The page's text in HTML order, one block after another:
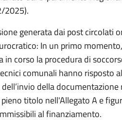
2025).
generata dai post circolati
In un primo
in corso la procedura di
comunali hanno risposto
della
titolo nell'Allegato A e
al finanziamento.